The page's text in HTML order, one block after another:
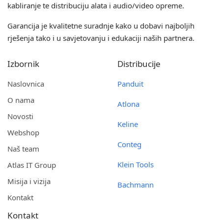
kabliranje te distribuciju alata i audio/video opreme.
Garancija je kvalitetne suradnje kako u dobavi najboljih
rješenja tako i u savjetovanju i edukaciji naših partnera.
Izbornik
Naslovnica
O nama
Novosti
Webshop
Naš team
Atlas IT Group
Misija i vizija
Kontakt
Distribucije
Panduit
Atlona
Keline
Conteg
Klein Tools
Bachmann
Kontakt